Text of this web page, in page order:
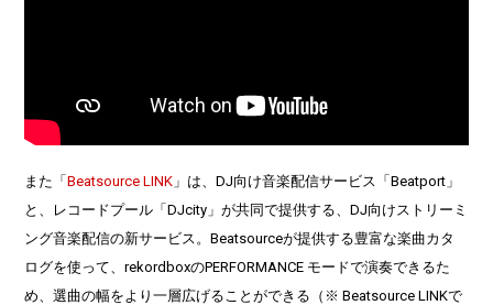
また「Beatsource LINK 」は、DJ向け音楽配信サービス「Beatport」
と、レコードプール「DJcity」が共同で提供する、DJ向けストリーミ
ング音楽配信の新サービス。Beatsourceが提供する豊富な楽曲カタ
ログを使って、rekordboxのPERFORMANCE モードで演奏できるた
め、選曲の幅をより一層広げることができる（※ Beatsource LINKで